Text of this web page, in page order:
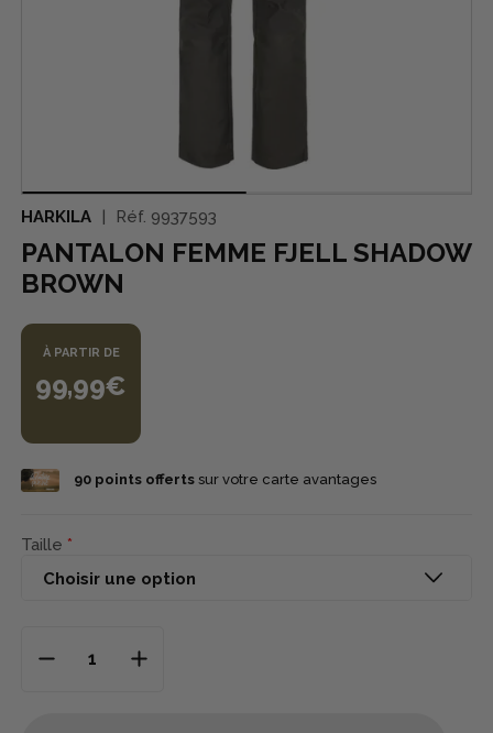
HARKILA Réf. 9937593
PANTALON FEMME FJELL SHADOW
BROWN
À PARTIR DE
99,99€
90points offertssur votre carte avantages
Taille